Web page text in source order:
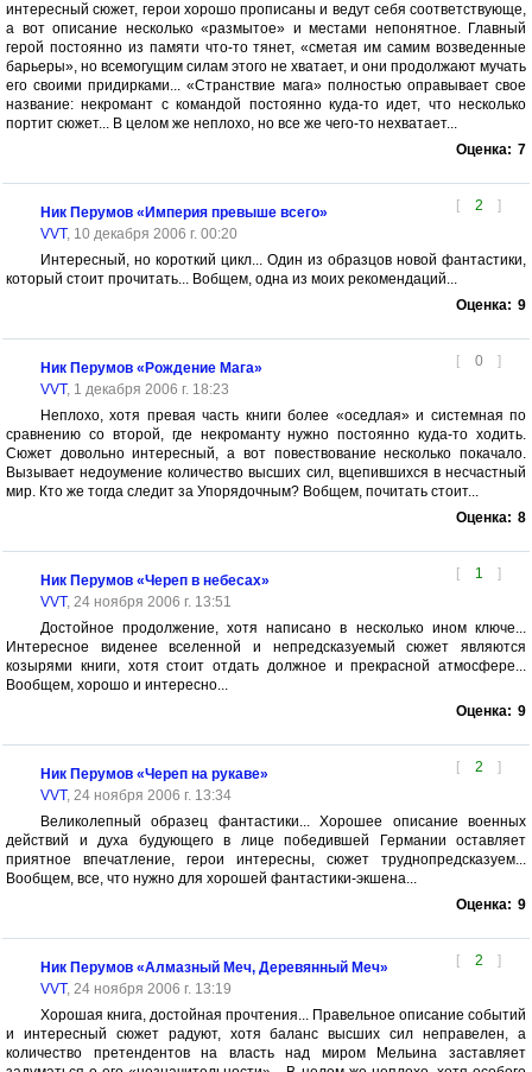
интересный сюжет, герои хорошо прописаны и ведут себя соответствующе,
а вот описание несколько «размытое» и местами непонятное. Главный
герой постоянно из памяти что-то тянет, «сметая им самим возведенные
барьеры», но всемогущим силам этого не хватает, и они продолжают мучать
его своими придирками... «Странствие мага» полностью оправывает свое
название: некромант с командой постоянно куда-то идет, что несколько
портит сюжет... В целом же неплохо, но все же чего-то нехватает...
Оценка: 7
[ 2 ]
Ник Перумов «Империя превыше всего»
VVT, 10 декабря 2006 г. 00:20
Интересный, но короткий цикл... Один из образцов новой фантастики,
который стоит прочитать... Вобщем, одна из моих рекомендаций...
Оценка: 9
[ 0 ]
Ник Перумов «Рождение Мага»
VVT, 1 декабря 2006 г. 18:23
Неплохо, хотя превая часть книги более «оседлая» и системная по
сравнению со второй, где некроманту нужно постоянно куда-то ходить.
Сюжет довольно интересный, а вот повествование несколько покачало.
Вызывает недоумение количество высших сил, вцепившихся в несчастный
мир. Кто же тогда следит за Упорядочным? Вобщем, почитать стоит...
Оценка: 8
[ 1 ]
Ник Перумов «Череп в небесах»
VVT, 24 ноября 2006 г. 13:51
Достойное продолжение, хотя написано в несколько ином ключе...
Интересное виденее вселенной и непредсказуемый сюжет являются
козырями книги, хотя стоит отдать должное и прекрасной атмосфере...
Вообщем, хорошо и интересно...
Оценка: 9
[ 2 ]
Ник Перумов «Череп на рукаве»
VVT, 24 ноября 2006 г. 13:34
Великолепный образец фантастики... Хорошее описание военных
действий и духа будующего в лице победившей Германии оставляет
приятное впечатление, герои интересны, сюжет труднопредсказуем...
Вообщем, все, что нужно для хорошей фантастики-экшена...
Оценка: 9
[ 2 ]
Ник Перумов «Алмазный Меч, Деревянный Меч»
VVT, 24 ноября 2006 г. 13:19
Хорошая книга, достойная прочтения... Правельное описание событий
и интересный сюжет радуют, хотя баланс высших сил неправелен, а
количество претендентов на власть над миром Мельина заставляет